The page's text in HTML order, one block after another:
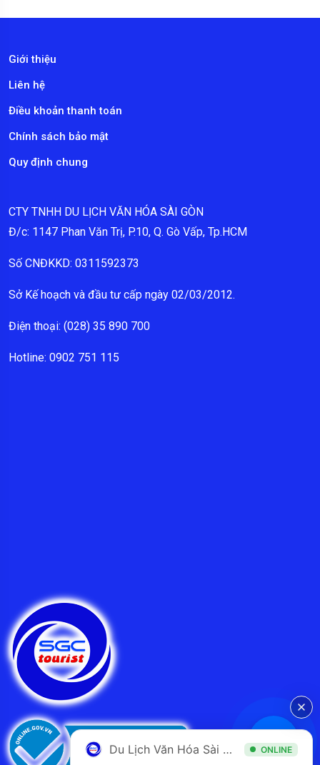
Giới thiệu
Liên hệ
Điều khoản thanh toán
Chính sách bảo mật
Quy định chung
CTY TNHH DU LỊCH VĂN HÓA SÀI GÒN
Đ/c: 1147 Phan Văn Trị, P.10, Q. Gò Vấp, Tp.HCM
Số CNĐKKD: 0311592373
Sở Kế hoạch và đầu tư cấp ngày 02/03/2012.
Điện thoại: (028) 35 890 700
Hotline: 0902 751 115
Du Lịch Văn Hóa Sài Gòn ONLINE